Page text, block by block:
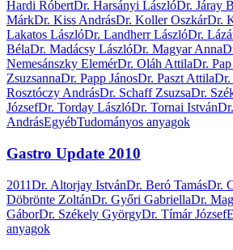
Hardi RóbertDr. Harsányi LászlóDr. Járay
MárkDr. Kiss AndrásDr. Koller OszkárDr.
Lakatos LászlóDr. Landherr LászlóDr.
BélaDr. Madácsy LászlóDr. Magyar Anna
Nemesánszky ElemérDr. Oláh AttilaDr.
ZsuzsannaDr. Papp JánosDr. Paszt AttilaDr.
Rosztóczy AndrásDr. Schaff ZsuzsaDr.
JózsefDr. Torday LászlóDr. Tornai István
AndrásEgyébTudományos anyagok
Gastro Update 2010
2011Dr. Altorjay IstvánDr. Beró TamásDr.
Döbrönte ZoltánDr. Győri GabriellaDr.
GáborDr. Székely GyörgyDr. Tímár József
anyagok